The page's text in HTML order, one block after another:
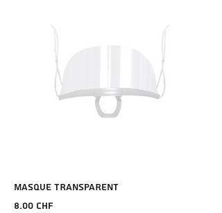
MASQUE TRANSPARENT
Prix
8.00 CHF